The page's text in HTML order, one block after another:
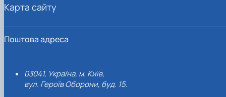
Поштова адреса
03041, Україна, м. Київ,
вул. Героїв Оборони, буд. 15.
Карта сайту